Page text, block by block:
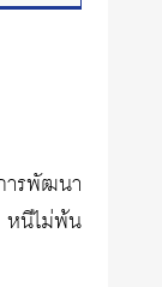
ารพัฒนา
นีไม่พ้น